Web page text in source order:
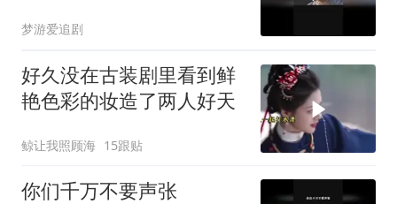
梦游爱追剧
好久没在古装剧里看到鲜
艳色彩的妆造了️两人好天
鲸让我照顾海 15跟贴
你们千万不要声张